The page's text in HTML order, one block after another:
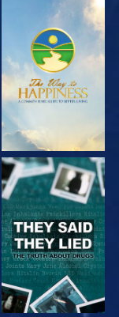
VEJA
VEJA